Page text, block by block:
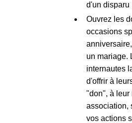
d'un disparu
Ouvrez les
occasions
un mariage.
internautes
d'offrir à
"don", à leur
association,
vos actions